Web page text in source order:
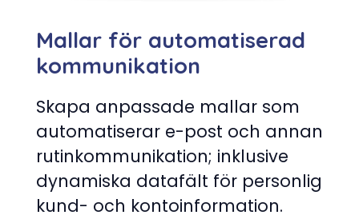
Mallar för automatiserad
kommunikation
Skapa anpassade mallar som
automatiserar e-post och annan
rutinkommunikation; inklusive
dynamiska datafält för personlig
kund- och kontoinformation.